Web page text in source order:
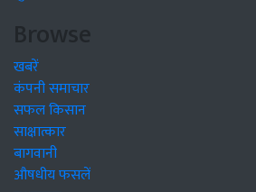
Browse
खबरें
कंपनी समाचार
सफल किसान
साक्षात्कार
बागवानी
औषधीय फसलें